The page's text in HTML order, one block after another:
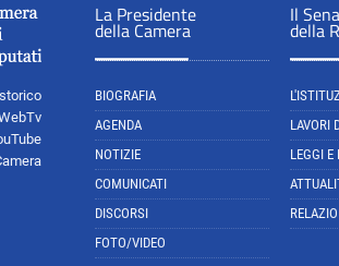
La Presidente
della Camera
BIOGRAFIA
AGENDA
NOTIZIE
COMUNICATI
DISCORSI
FOTO/VIDEO
Il
della
LAVORI
LEGGI E